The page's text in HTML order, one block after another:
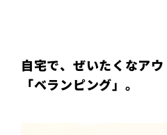
自宅で、ぜいたくなア
「ベランピング」。